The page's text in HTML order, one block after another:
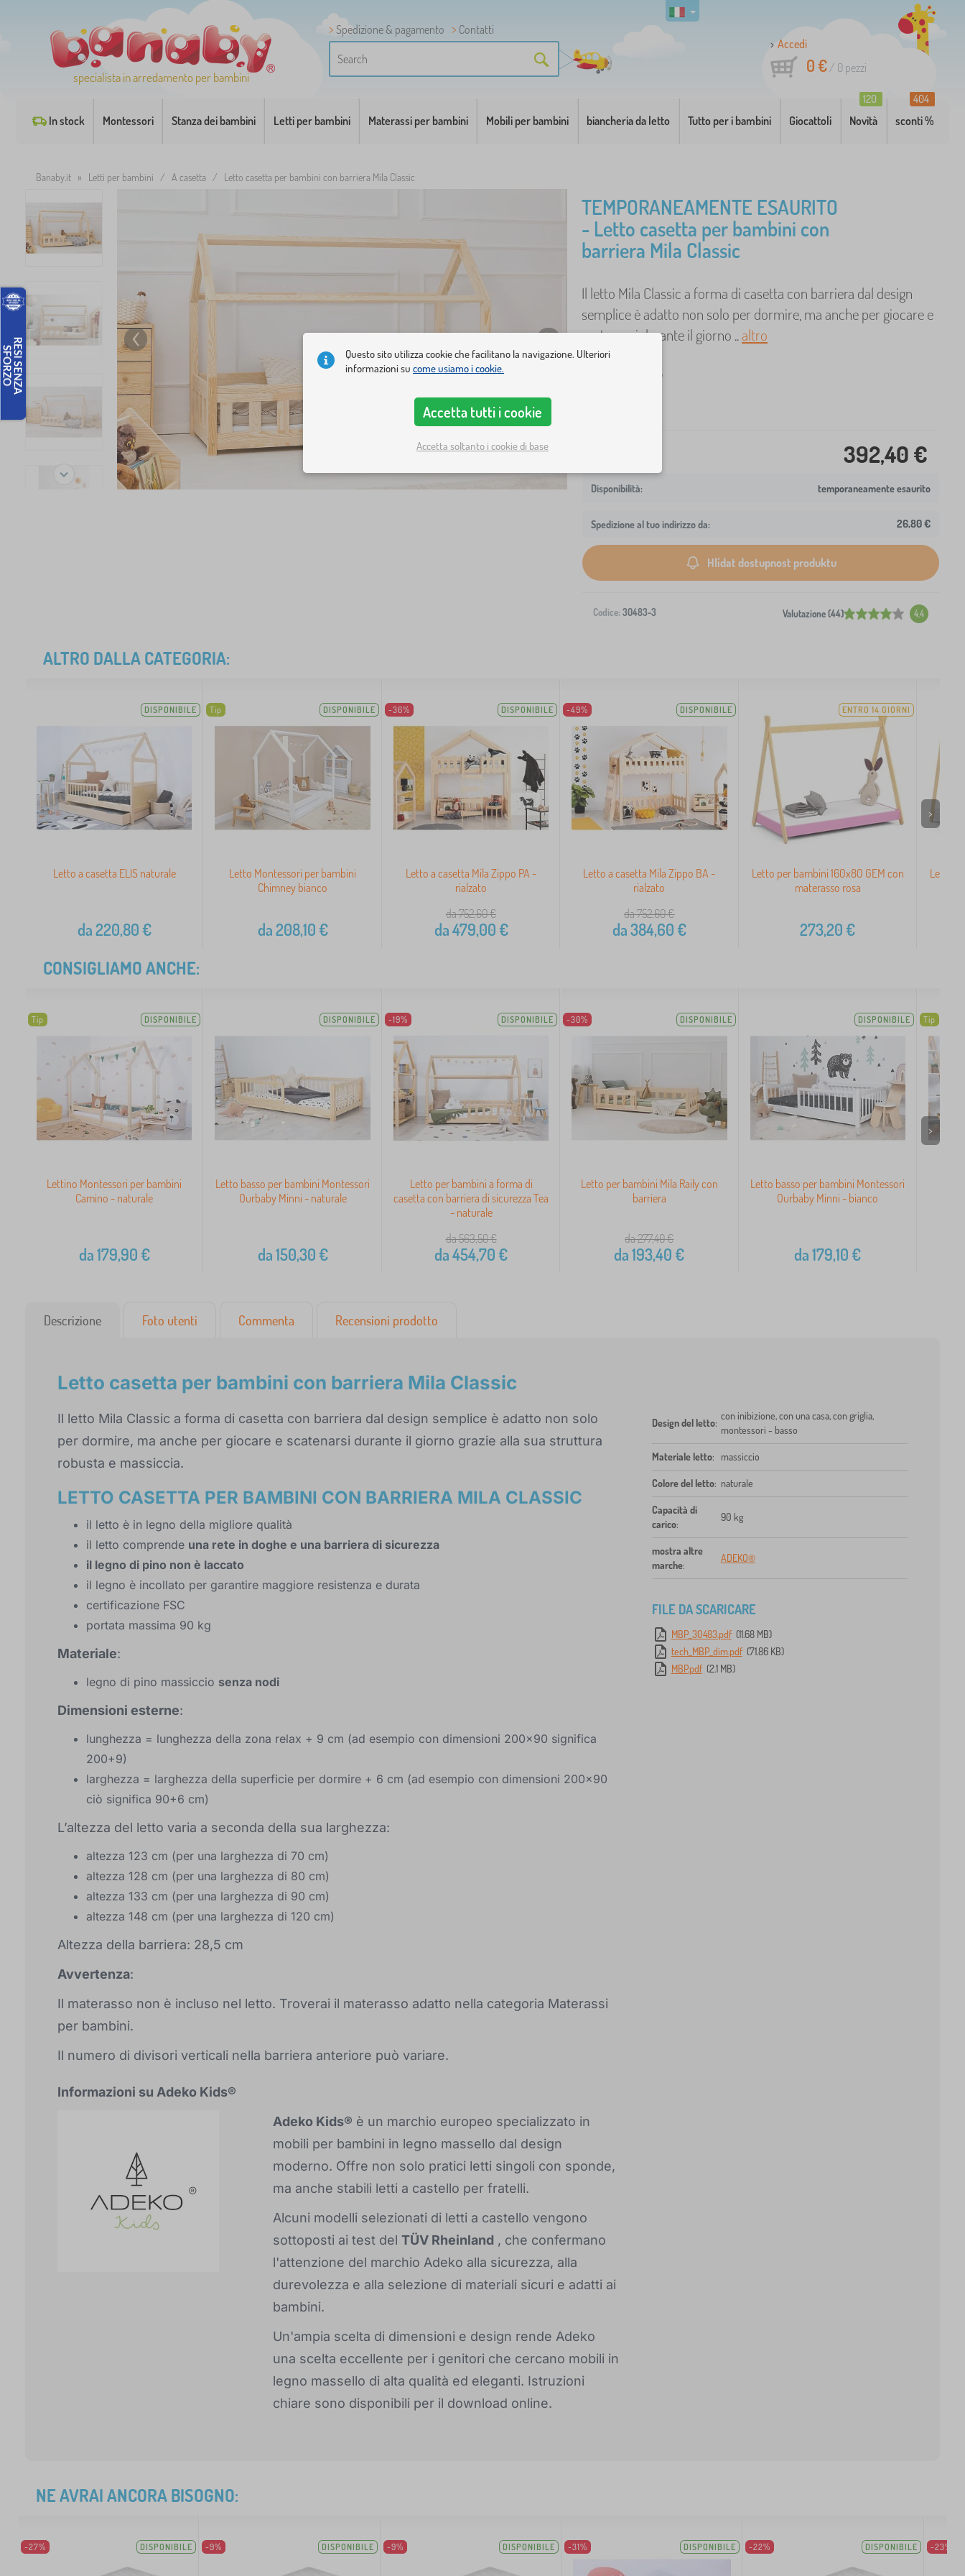
specialista in arredamento per bambini
Spedizione & pagamento
Contatti
Accedi
0 €/ 0 pezzi
In stock Montessori Stanza dei bambini Letti per bambini Materassi per bambini Mobili per bambini biancheria da letto Tutto per i bambini Giocattoli Novità
120
sconti %
404
Banaby.it » Letti per bambini / A casetta / Letto casetta per bambini con barriera Mila Classic
TEMPORANEAMENTE ESAURITO
- Letto casetta per bambini con
barriera Mila Classic
Il letto Mila Classic a forma di casetta con barriera dal design
semplice è adatto non solo per dormire, ma anche per giocare e
scatenarsi durante il giorno ..altro
Dimensioni del letto
392,40 €
temporaneamente esaurito
Spedizione al tuo indirizzo da: 26,80 €
Hlídat dostupnost produktu
Codice: 30483-3 Valutazione (44) 4.4
ALTRO DALLA CATEGORIA:
DISPONIBILE
Letto a casetta ELIS naturale
da220,80€
Tip DISPONIBILE
Letto Montessori per bambini
Chimney bianco
da208,10€
-36% DISPONIBILE
Letto a casetta Mila Zippo PA -
rialzato
da 752,60€
da479,00€
-49% DISPONIBILE
Letto a casetta Mila Zippo BA -
rialzato
da 752,60€
da384,60€
ENTRO 14 GIORNI
Letto per bambini 160x80 GEM con
materasso rosa
273,20€
Letto
>
CONSIGLIAMO ANCHE:
Tip DISPONIBILE
Lettino Montessori per bambini
Camino - naturale
da179,90€
DISPONIBILE
Letto basso per bambini Montessori
Ourbaby Minni - naturale
da150,30€
-19% DISPONIBILE
Letto per bambini a forma di
casetta con barriera di sicurezza Tea
- naturale
da 563,50€
da454,70€
-30% DISPONIBILE
Letto per bambini Mila Raily con
barriera
da 277,40€
da193,40€
DISPONIBILE
Letto basso per bambini Montessori
Ourbaby Minni - bianco
da179,10€
Tip
>
Descrizione Foto utenti Commenta Recensioni prodotto
Letto casetta per bambini con barriera Mila Classic
Il letto Mila Classic a forma di casetta con barriera dal design semplice è adatto non solo
per dormire, ma anche per giocare e scatenarsi durante il giorno grazie alla sua struttura
robusta e massiccia.
LETTO CASETTA PER BAMBINI CON BARRIERA MILA CLASSIC
il letto è in legno della migliore qualità
il letto comprende una rete in doghe e una barriera di sicurezza
il legno di pino non è laccato
il legno è incollato per garantire maggiore resistenza e durata
certificazione FSC
portata massima 90 kg
Materiale:
legno di pino massiccio senza nodi
Dimensioni esterne:
lunghezza = lunghezza della zona relax + 9 cm (ad esempio con dimensioni 200x90 significa
200+9)
larghezza = larghezza della superficie per dormire + 6 cm (ad esempio con dimensioni 200x90
ciò significa 90+6 cm)
L’altezza del letto varia a seconda della sua larghezza:
altezza 123 cm (per una larghezza di 70 cm)
altezza 128 cm (per una larghezza di 80 cm)
altezza 133 cm (per una larghezza di 90 cm)
altezza 148 cm (per una larghezza di 120 cm)
Altezza della barriera: 28,5 cm
Avvertenza:
Il materasso non è incluso nel letto. Troverai il materasso adatto nella categoria Materassi
per bambini.
Il numero di divisori verticali nella barriera anteriore può variare.
Informazioni su Adeko Kids®
Adeko Kids® è un marchio europeo specializzato in
mobili per bambini in legno massello dal design
moderno. Offre non solo pratici letti singoli con sponde,
ma anche stabili letti a castello per fratelli.
Alcuni modelli selezionati di letti a castello vengono
sottoposti ai test del TÜV Rheinland , che confermano
l'attenzione del marchio Adeko alla sicurezza, alla
durevolezza e alla selezione di materiali sicuri e adatti ai
bambini.
Un'ampia scelta di dimensioni e design rende Adeko
una scelta eccellente per i genitori che cercano mobili in
legno massello di alta qualità ed eleganti. Istruzioni
chiare sono disponibili per il download online.
Design del letto:
con inibizione, con una casa, con griglia,
montessori - basso
Materiale letto: massiccio
Colore del letto: naturale
Capacità di
carico:
90 kg
mostra altre
marche:
ADEKO®
FILE DA SCARICARE
MBP_30483.pdf (11.68 MB)
tech_MBP_dim.pdf (71.86 KB)
MBP.pdf (2.1 MB)
NE AVRAI ANCORA BISOGNO:
-27% DISPONIBILE -9% DISPONIBILE -9% DISPONIBILE -31% DISPONIBILE -22% DISPONIBILE -23%
Questo sito utilizza cookie che facilitano la navigazione. Ulteriori
informazioni su come usiamo i cookie.
Accetta tutti i cookie
Accetta soltanto i cookie di base